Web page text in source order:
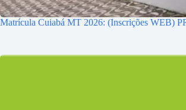
Matrícula Cuiabá MT 2026: (Inscrições WEB)